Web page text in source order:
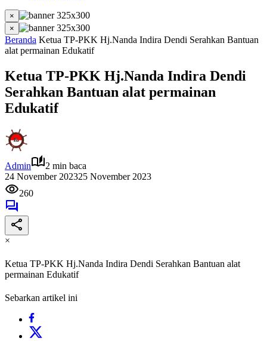
×
×
Beranda Ketua TP-PKK Hj.Nanda Indira Dendi Serahkan Bantuan
alat permainan Edukatif
Ketua TP-PKK Hj.Nanda Indira Dendi
Serahkan Bantuan alat permainan
Edukatif
Admin
2 min baca
24 November 202325 November 2023
260
×
Ketua TP-PKK Hj.Nanda Indira Dendi Serahkan Bantuan alat
permainan Edukatif
Sebarkan artikel ini